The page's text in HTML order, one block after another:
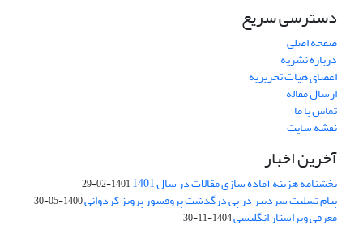
دسترسی سریع
صفحه اصلی
درباره نشریه
اعضای هیات تحریریه
ارسال مقاله
تماس با ما
نقشه سایت
آخرین اخبار
بخشنامه هزینه آماده سازی مقالات در سال 1401 1401-02-29
پیام تسلیت سردبیر در پی درگذشت پروفسور پرویز کردوانی1400-05-30
معرفی ویراستار انگلیسی1404-11-30